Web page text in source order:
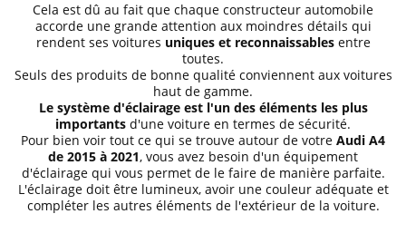
Cela est dû au fait que chaque constructeur automobile
accorde une grande attention aux moindres détails qui
rendent ses voitures uniques et reconnaissablesentre
toutes.
Seuls des produits de bonne qualité conviennent aux voitures
haut de gamme.
Le système d'éclairage est l'un des éléments les plus
importants d'une voiture en termes de sécurité.
Pour bien voir tout ce qui se trouve autour de votre Audi A4
de 2015 à 2021, vous avez besoin d'un équipement
d'éclairage qui vous permet de le faire de manière parfaite.
L'éclairage doit être lumineux, avoir une couleur adéquate et
compléter les autres éléments de l'extérieur de la voiture.